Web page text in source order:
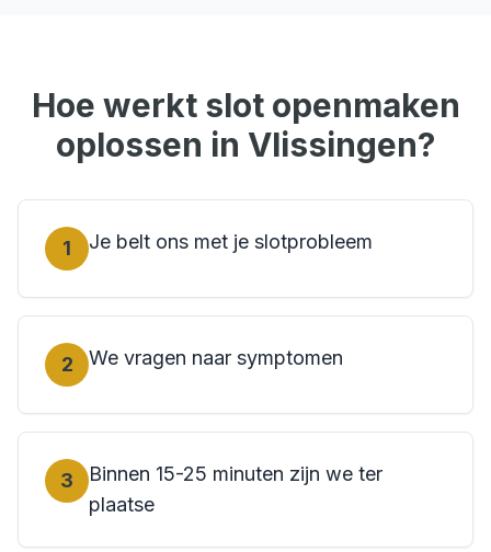
Hoe werkt slot openmaken
oplossen in Vlissingen?
1 Je belt ons met je slotprobleem
2 We vragen naar symptomen
3
Binnen 15-25 minuten zijn we ter
plaatse